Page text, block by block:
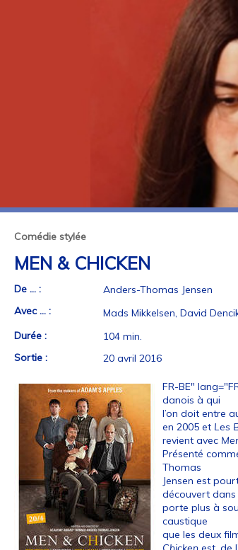
Comédie stylée
MEN & CHICKEN
De ... :
Anders-Thomas Jensen
Avec ... :
Mads Mikkelsen, David
Durée :
104 min.
Sortie :
20 avril 2016
FR-BE"
danois à qui
l’on doit entre
en 2005 et Les
revient avec
Présenté
Thomas
Jensen est
découvert dans
porte plus à
caustique
que les deux